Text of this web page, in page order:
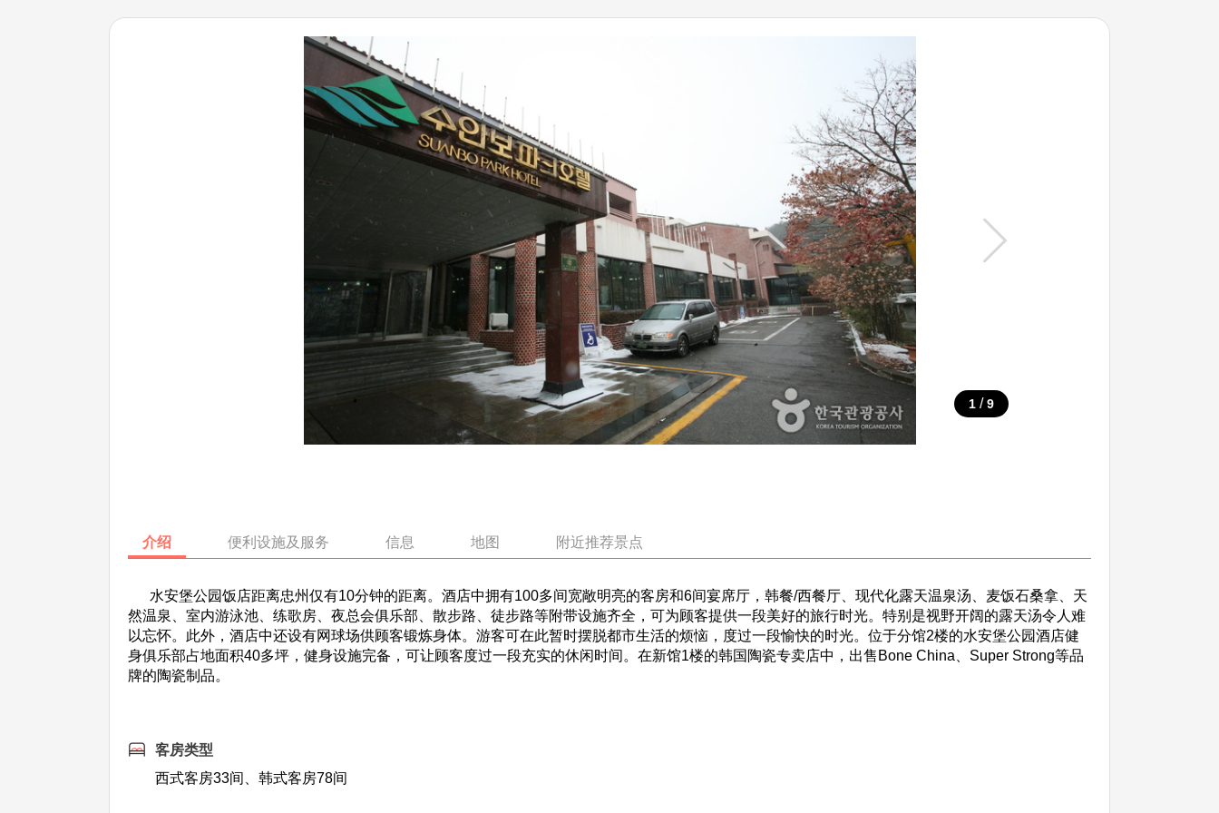
1 / 9
介绍 便利设施及服务 信息 地图 附近推荐景点
水安堡公园饭店距离忠州仅有10分钟的距离。酒店中拥有100多间宽敞明亮的客房和6间宴席厅，韩餐/西餐厅、现代化露天温泉汤、麦饭石桑拿、天
然温泉、室内游泳池、练歌房、夜总会俱乐部、散步路、徒步路等附带设施齐全，可为顾客提供一段美好的旅行时光。特别是视野开阔的露天汤令人难
以忘怀。此外，酒店中还设有网球场供顾客锻炼身体。游客可在此暂时摆脱都市生活的烦恼，度过一段愉快的时光。位于分馆2楼的水安堡公园酒店健
身俱乐部占地面积40多坪，健身设施完备，可让顾客度过一段充实的休闲时间。在新馆1楼的韩国陶瓷专卖店中，出售Bone China、Super Strong等品
牌的陶瓷制品。
客房类型
西式客房33间、韩式客房78间